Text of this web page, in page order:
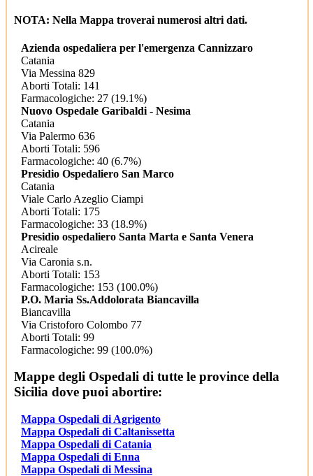
NOTA: Nella Mappa troverai numerosi altri dati.
Azienda ospedaliera per l'emergenza Cannizzaro
Catania
Via Messina 829
Aborti Totali: 141
Farmacologiche: 27 (19.1%)
Nuovo Ospedale Garibaldi - Nesima
Catania
Via Palermo 636
Aborti Totali: 596
Farmacologiche: 40 (6.7%)
Presidio Ospedaliero San Marco
Catania
Viale Carlo Azeglio Ciampi
Aborti Totali: 175
Farmacologiche: 33 (18.9%)
Presidio ospedaliero Santa Marta e Santa Venera
Acireale
Via Caronia s.n.
Aborti Totali: 153
Farmacologiche: 153 (100.0%)
P.O. Maria Ss.Addolorata Biancavilla
Biancavilla
Via Cristoforo Colombo 77
Aborti Totali: 99
Farmacologiche: 99 (100.0%)
Mappe degli Ospedali di tutte le province della
Sicilia dove puoi abortire:
Mappa Ospedali di Agrigento
Mappa Ospedali di Caltanissetta
Mappa Ospedali di Catania
Mappa Ospedali di Enna
Mappa Ospedali di Messina